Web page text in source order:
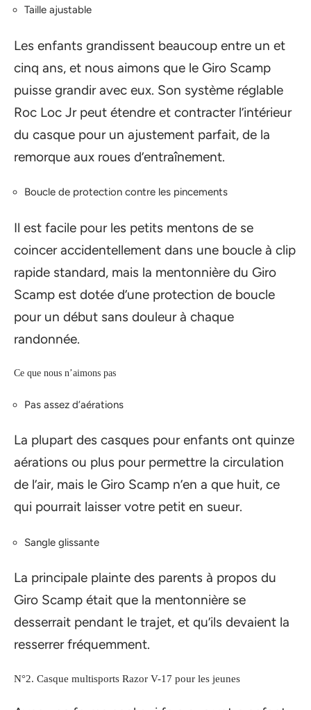
Taille ajustable
Les enfants grandissent beaucoup entre un et
cinq ans, et nous aimons que le Giro Scamp
puisse grandir avec eux. Son système réglable
Roc Loc Jr peut étendre et contracter l’intérieur
du casque pour un ajustement parfait, de la
remorque aux roues d’entraînement.
Boucle de protection contre les pincements
Il est facile pour les petits mentons de se
coincer accidentellement dans une boucle à clip
rapide standard, mais la mentonnière du Giro
Scamp est dotée d’une protection de boucle
pour un début sans douleur à chaque
randonnée.
Ce que nous n’aimons pas
Pas assez d’aérations
La plupart des casques pour enfants ont quinze
aérations ou plus pour permettre la circulation
de l’air, mais le Giro Scamp n’en a que huit, ce
qui pourrait laisser votre petit en sueur.
Sangle glissante
La principale plainte des parents à propos du
Giro Scamp était que la mentonnière se
desserrait pendant le trajet, et qu’ils devaient la
resserrer fréquemment.
N°2. Casque multisports Razor V-17 pour les jeunes